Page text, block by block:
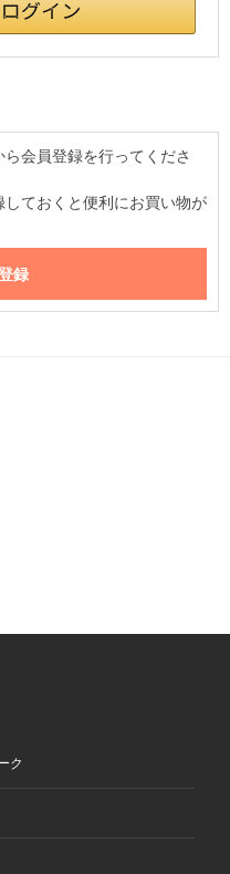
会員登録を行ってくださ
ておくと便利にお買い物が
ク